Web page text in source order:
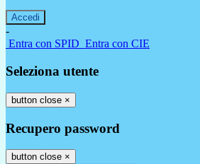
-
Entra con SPID Entra con CIE
Seleziona utente
button close ×
Recupero password
button close ×